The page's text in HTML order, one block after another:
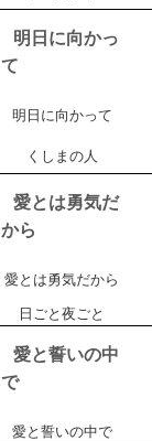
明日に向かっ
て
明日に向かって
くしまの人
愛とは勇気だ
から
愛とは勇気だから
日ごと夜ごと
愛と誓いの中
で
愛と誓いの中で